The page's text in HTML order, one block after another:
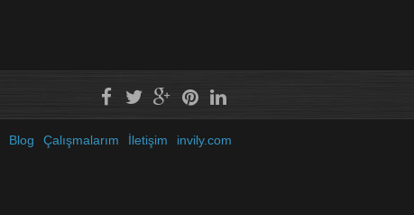
Blog Çalışmalarım İletişim invily.com